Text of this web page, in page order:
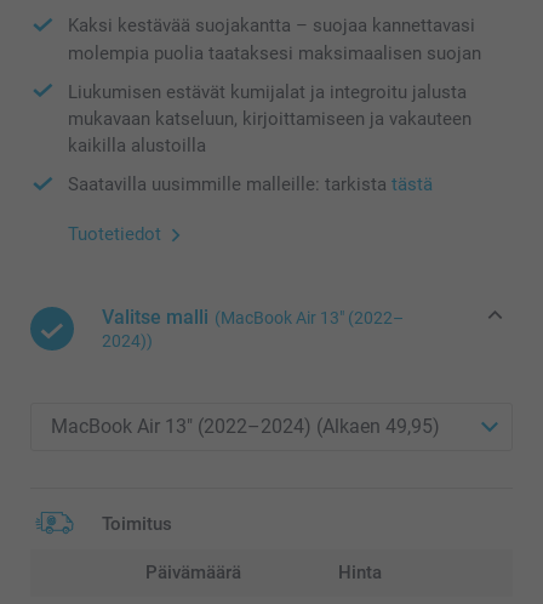
Kaksi kestävää suojakantta – suojaa kannettavasi
molempia puolia taataksesi maksimaalisen suojan
Liukumisen estävät kumijalat ja integroitu jalusta
mukavaan katseluun, kirjoittamiseen ja vakauteen
kaikilla alustoilla
Saatavilla uusimmille malleille: tarkista tästä
Tuotetiedot
Valitse malli (MacBook Air 13″ (2022–
2024))
Toimitus
Päivämäärä Hinta